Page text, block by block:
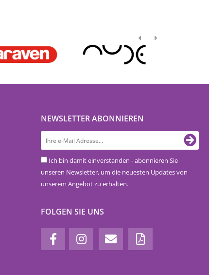
NEWSLETTER ABONNIEREN
Ich bin damit einverstanden - abonnieren Sie
unseren Newsletter, um die neuesten Updates von
unserem Angebot zu erhalten.
FOLGEN SIE UNS